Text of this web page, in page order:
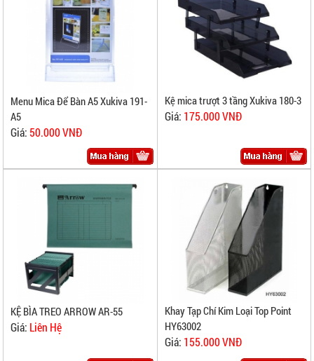
Menu Mica Để Bàn A5 Xukiva 191-
A5
Giá: 50.000 VNĐ
Kệ mica trượt 3 tầng Xukiva 180-3
Giá: 175.000 VNĐ
KỆ BÌA TREO ARROW AR-55
Giá: Liên Hệ
Khay Tạp Chí Kim Loại Top Point
HY63002
Giá: 155.000 VNĐ